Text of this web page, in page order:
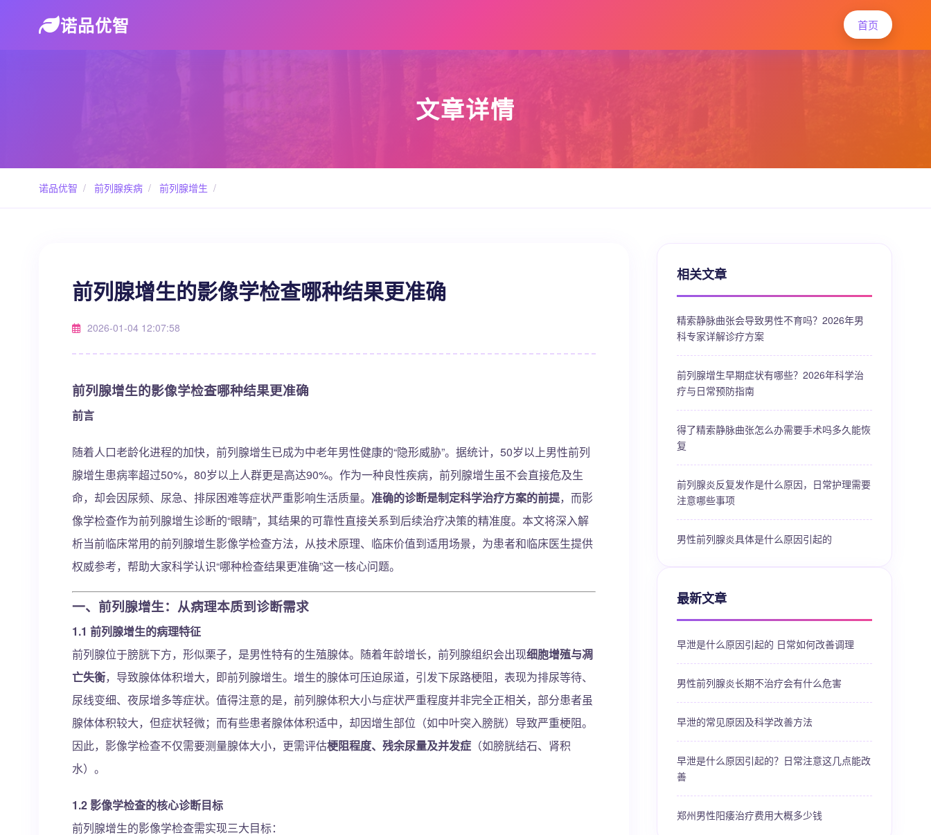
诺品优智 首页
文章详情
诺品优智 / 前列腺疾病 / 前列腺增生 /
前列腺增生的影像学检查哪种结果更准确
2026-01-04 12:07:58
前列腺增生的影像学检查哪种结果更准确
前言
随着人口老龄化进程的加快，前列腺增生已成为中老年男性健康的“隐形威胁”。据统计，50岁以上男性前列
腺增生患病率超过50%，80岁以上人群更是高达90%。作为一种良性疾病，前列腺增生虽不会直接危及生
命，却会因尿频、尿急、排尿困难等症状严重影响生活质量。 准确的诊断是制定科学治疗方案的前提，而影
像学检查作为前列腺增生诊断的“眼睛”，其结果的可靠性直接关系到后续治疗决策的精准度。本文将深入解
析当前临床常用的前列腺增生影像学检查方法，从技术原理、临床价值到适用场景，为患者和临床医生提供
权威参考，帮助大家科学认识“哪种检查结果更准确”这一核心问题。
一、前列腺增生：从病理本质到诊断需求
1.1 前列腺增生的病理特征
前列腺位于膀胱下方，形似栗子，是男性特有的生殖腺体。随着年龄增长，前列腺组织会出现细胞增殖与凋
亡失衡，导致腺体体积增大，即前列腺增生。增生的腺体可压迫尿道，引发下尿路梗阻，表现为排尿等待、
尿线变细、夜尿增多等症状。值得注意的是，前列腺体积大小与症状严重程度并非完全正相关，部分患者虽
腺体体积较大，但症状轻微；而有些患者腺体体积适中，却因增生部位（如中叶突入膀胱）导致严重梗阻。
因此，影像学检查不仅需要测量腺体大小，更需评估梗阻程度、残余尿量及并发症 （如膀胱结石、肾积
水）。
1.2 影像学检查的核心诊断目标
前列腺增生的影像学检查需实现三大目标：
相关文章
精索静脉曲张会导致男性不育吗？2026年男
科专家详解诊疗方案
前列腺增生早期症状有哪些？2026年科学治
疗与日常预防指南
得了精索静脉曲张怎么办需要手术吗多久能恢
复
前列腺炎反复发作是什么原因，日常护理需要
注意哪些事项
男性前列腺炎具体是什么原因引起的
最新文章
早泄是什么原因引起的 日常如何改善调理
男性前列腺炎长期不治疗会有什么危害
早泄的常见原因及科学改善方法
早泄是什么原因引起的？日常注意这几点能改
善
郑州男性阳痿治疗费用大概多少钱